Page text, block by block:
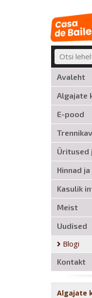
Avaleht
Algajate
E-pood
Üritused
Hinnad
Kasulik
Meist
Uudised
Blogi
Kontakt
Algajate